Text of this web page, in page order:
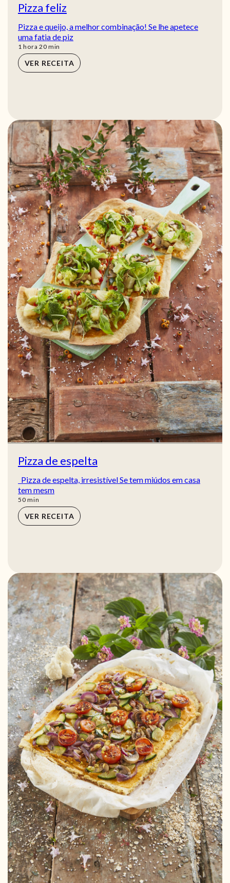
Pizza feliz
Pizza e queijo, a melhor combinação! Se lhe apetece
uma fatia de piz
1 hora
hora 20min
min
VER RECEITA
Pizza de espelta
Pizza de espelta, irresistível Se tem miúdos em casa
tem mesm
50min
min
VER RECEITA